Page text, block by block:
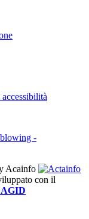
-
Acainfo
con il
AGID